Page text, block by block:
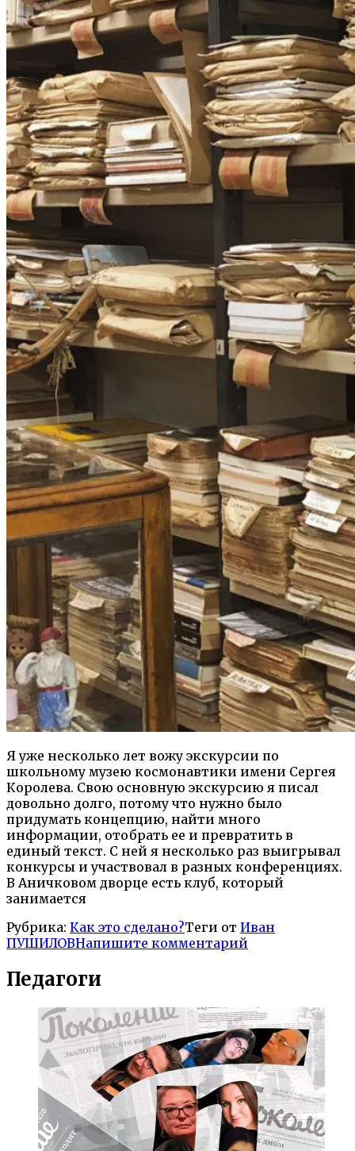
Я уже несколько лет вожу экскурсии по
школьному музею космонавтики имени Сергея
Королева. Свою основную экскурсию я писал
довольно долго, потому что нужно было
придумать концепцию, найти много
информации, отобрать ее и превратить в
единый текст. С ней я несколько раз выигрывал
конкурсы и участвовал в разных конференциях.
В Аничковом дворце есть клуб, который
занимается
Рубрика: Как это сделано?Теги от Иван
ПУШИЛОВНапишите комментарий
Педагоги